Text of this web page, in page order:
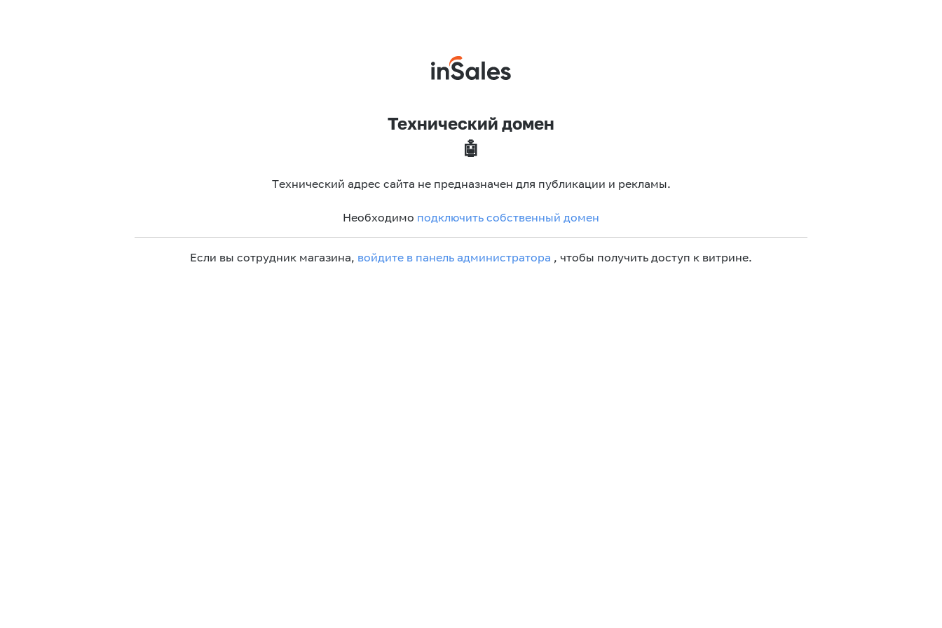
Технический домен
🤖
Технический адрес сайта не предназначен для публикации и рекламы.
Необходимо подключить собственный домен
Если вы сотрудник магазина, войдите в панель администратора , чтобы получить доступ к витрине.